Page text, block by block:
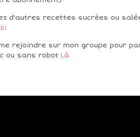
d'autres recettes sucrées ou
rejoindre sur mon groupe pour
ou sans robot Là